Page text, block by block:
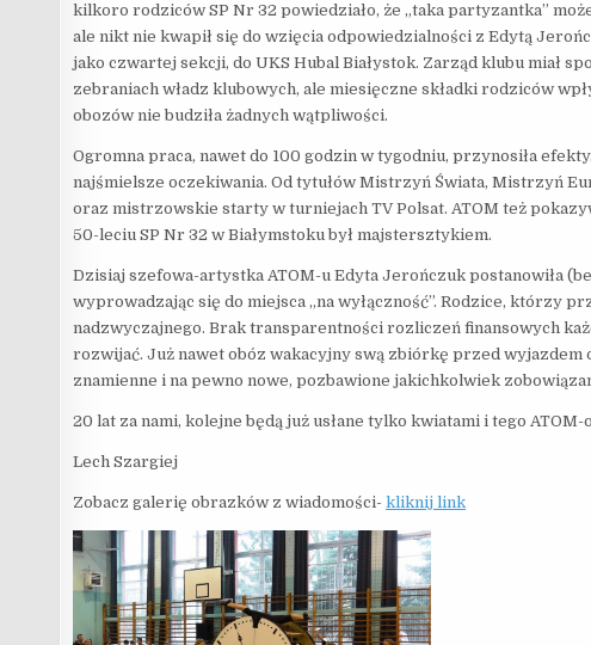
kilkoro rodziców SP Nr 32 powiedziało, że „taka partyzantka”
ale nikt nie kwapił się do wzięcia odpowiedzialności z Edytą
jako czwartej sekcji, do UKS Hubal Białystok. Zarząd klubu miał
zebraniach władz klubowych, ale miesięczne składki rodziców
obozów nie budziła żadnych wątpliwości.
Ogromna praca, nawet do 100 godzin w tygodniu, przynosiła
najśmielsze oczekiwania. Od tytułów Mistrzyń Świata, Mistrzyń
oraz mistrzowskie starty w turniejach TV Polsat. ATOM też
50-leciu SP Nr 32 w Białymstoku był majstersztykiem.
Dzisiaj szefowa-artystka ATOM-u Edyta Jerończuk postanowiła
wyprowadzając się do miejsca „na wyłączność”. Rodzice, którzy
nadzwyczajnego. Brak transparentności rozliczeń finansowych
rozwijać. Już nawet obóz wakacyjny swą zbiórkę przed
znamienne i na pewno nowe, pozbawione jakichkolwiek
20 lat za nami, kolejne będą już usłane tylko kwiatami i tego ATOM-
Lech Szargiej
Zobacz galerię obrazków z wiadomości-kliknij link